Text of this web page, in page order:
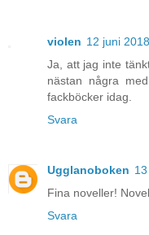
violen 12 juni
Ja, att jag inte
nästan några
fackböcker idag.
Svara
Ugglanoboken
Fina noveller!
Svara